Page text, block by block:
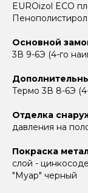
EUROizol ECO
Пенополистирол
Основной
3В 9-6Э (4-го
Термо 3В 8-6Э
Отделка
давления на
Покраска
слой -
"Муар" черный